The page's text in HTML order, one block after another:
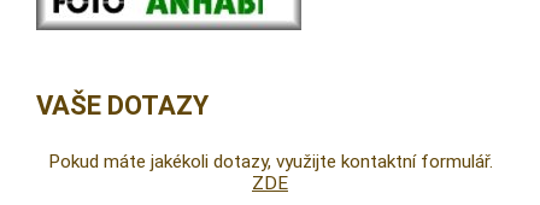
VAŠE DOTAZY
Pokud máte jakékoli dotazy, využijte kontaktní formulář.
ZDE